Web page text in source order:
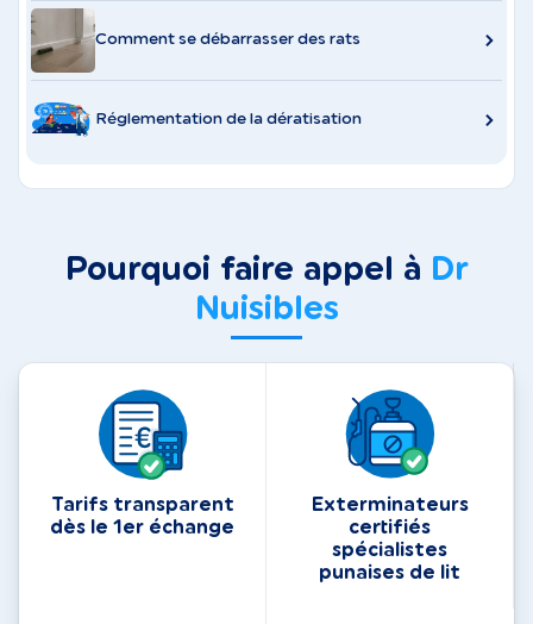
Comment se débarrasser des rats
Réglementation de la dératisation
Pourquoi faire appel à Dr
Nuisibles
Tarifs transparent
dès le 1er échange
Exterminateurs
certifiés
spécialistes
punaises de lit